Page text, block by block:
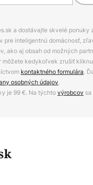
a dostávajte skvelé
inteligentnú domácnosť,
ako aj obsah od možných
kedykoľvek zrušiť
kontaktného formulára.
osobných údajov.
je 99 €. Na týchtovýrobcov